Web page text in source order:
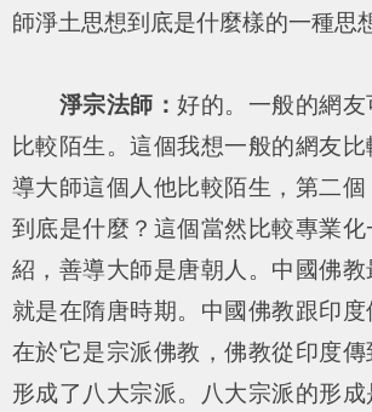
師淨土思想到底是什麼樣的一種思
淨宗法師： 好的。一般的網
比較陌生。這個我想一般的網友
導大師這個人他比較陌生，第二
到底是什麼？這個當然比較專業
紹，善導大師是唐朝人。中國佛教
就是在隋唐時期。中國佛教跟印
在於它是宗派佛教，佛教從印度
形成了八大宗派。八大宗派的形